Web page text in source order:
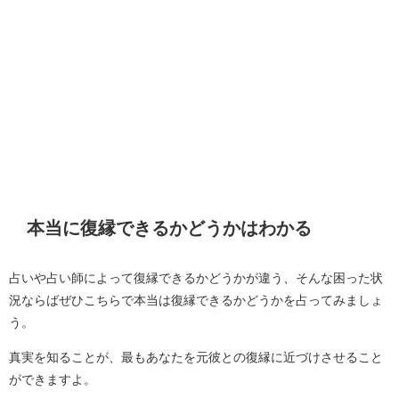
本当に復縁できるかどうかはわかる
占いや占い師によって復縁できるかどうかが違う、そんな困った状
況ならばぜひこちらで本当は復縁できるかどうかを占ってみましょ
う。
真実を知ることが、最もあなたを元彼との復縁に近づけさせること
ができますよ。